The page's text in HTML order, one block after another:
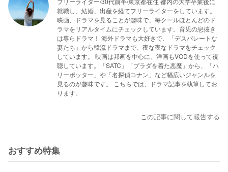
就職し、結婚、出産を経てフリーライターをしています。
映画、ドラマを見ることが趣味で、毎クールほとんどのド
ラマをリアルタイムにチェックしています。育児の息抜き
は専らドラマ！ 海外ドラマも大好きで、「デスパレートな
妻たち」から韓流ドラマまで、夜な夜なドラマをチェック
しています。 映画は邦画を中心に、洋画もVODを使って視
聴しています。「SATC」「プラダを着た悪魔」から、「ハ
リーポッター」や「名探偵コナン」など幅広いジャンルを
見るのが趣味です。 こちらでは、ドラマ記事を執筆してお
ります。
この記事に関して報告する
おすすめ特集